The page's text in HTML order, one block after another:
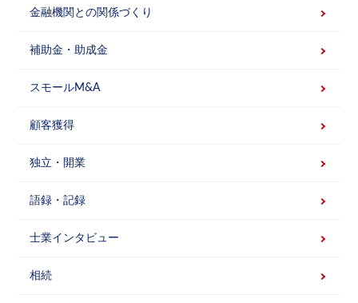
金融機関との関係づくり
補助金・助成金
スモールM&A
顧客獲得
独立・開業
語録・記録
士業インタビュー
相続